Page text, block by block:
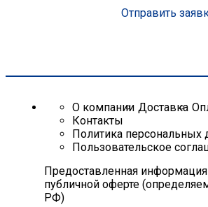
Затворы фланцевые поворотные :
Отправить
О компании Доставка
Контакты
Политика персональных
Пользовательское
Предоставленная информация
публичной оферте
РФ)